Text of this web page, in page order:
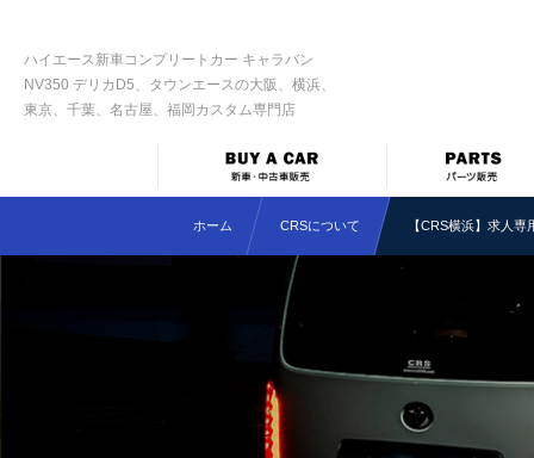
ハイエース新車コンプリートカー キャラバン
NV350 デリカD5、タウンエースの大阪、横浜、
東京、千葉、名古屋、福岡カスタム専門店
ホーム CRSについて 【CRS横浜】求人専